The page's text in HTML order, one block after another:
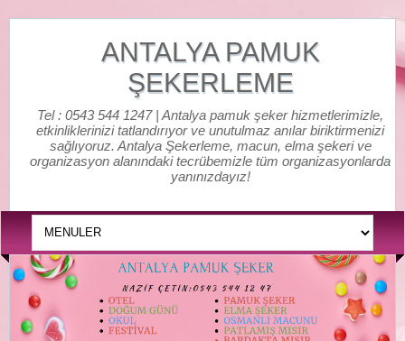
ANTALYA PAMUK
ŞEKERLEME
Tel : 0543 544 1247 | Antalya pamuk şeker hizmetlerimizle,
etkinliklerinizi tatlandırıyor ve unutulmaz anılar biriktirmenizi
sağlıyoruz. Antalya Şekerleme, macun, elma şekeri ve
organizasyon alanındaki tecrübemizle tüm organizasyonlarda
yanınızdayız!